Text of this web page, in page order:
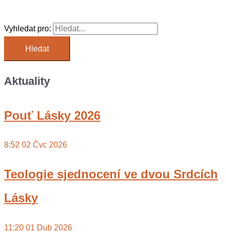
Vyhledat pro:
Aktuality
Pouť Lásky 2026
8:52 02 Čvc 2026
Teologie sjednocení ve dvou Srdcích
Lásky
11:20 01 Dub 2026